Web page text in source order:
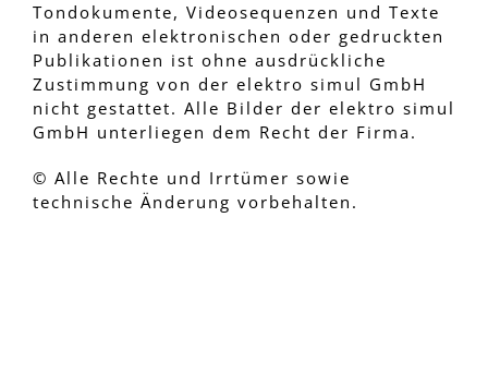
Tondokumente, Videosequenzen und Texte
in anderen elektronischen oder gedruckten
Publikationen ist ohne ausdrückliche
Zustimmung von der elektro simul GmbH
nicht gestattet. Alle Bilder der elektro simul
GmbH unterliegen dem Recht der Firma.
© Alle Rechte und Irrtümer sowie
technische Änderung vorbehalten.